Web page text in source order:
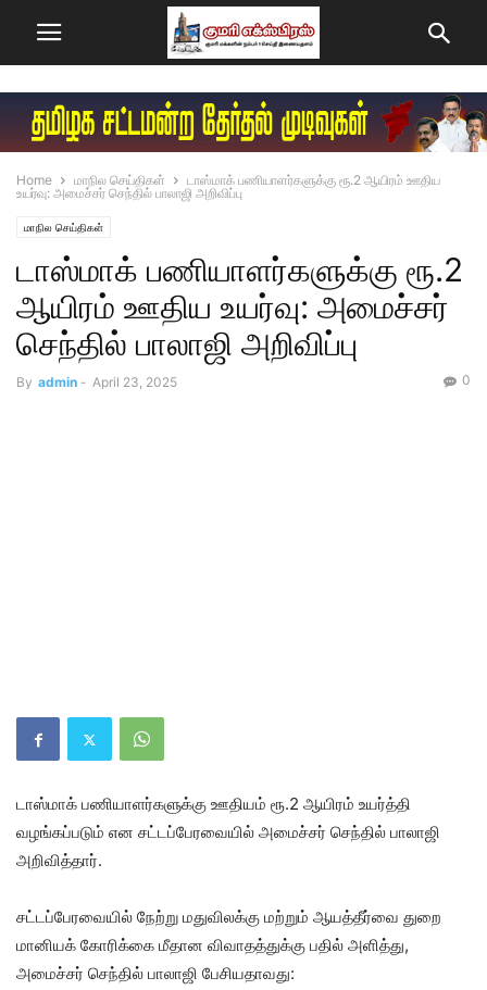
Home மாநில செய்திகள்
டாஸ்மாக் பணியாளர்களுக்கு ரூ.2 ஆயிரம் ஊதிய
உயர்வு: அமைச்சர் செந்தில் பாலாஜி அறிவிப்பு
மாநில செய்திகள்
டாஸ்மாக் பணியாளர்களுக்கு ரூ.2
ஆயிரம் ஊதிய உயர்வு: அமைச்சர்
செந்தில் பாலாஜி அறிவிப்பு
By admin - April 23, 2025 0
டாஸ்மாக் பணியாளர்களுக்கு ஊதியம் ரூ.2 ஆயிரம் உயர்த்தி
வழங்கப்படும் என சட்டப்பேரவையில் அமைச்சர் செந்தில் பாலாஜி
அறிவித்தார்.
சட்டப்பேரவையில் நேற்று மதுவிலக்கு மற்றும் ஆயத்தீர்வை துறை
மானியக் கோரிக்கை மீதான விவாதத்துக்கு பதில் அளித்து,
அமைச்சர் செந்தில் பாலாஜி பேசியதாவது: